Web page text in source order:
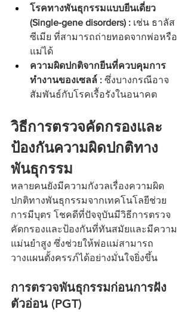
โรคทางพันธุกรรมแบบยีนเดี่ยว
(Single-gene disorders) : เช่น ธาลัส
ซีเมีย ที่สามารถถ่ายทอดจากพ่อหรือ
แม่ได้
ความผิดปกติจากยีนที่ควบคุมการ
ทำงานของเซลล์ : ซึ่งบางกรณีอาจ
สัมพันธ์กับโรคเรื้อรังในอนาคต
วิธีการตรวจคัดกรองและ
ป้องกันความผิดปกติทาง
พันธุกรรม
หลายคนยังมีความกังวลเรื่องความผิด
ปกติทางพันธุกรรมจากเทคโนโลยีช่วย
การมีบุตร โชคดีที่ปัจจุบันมีวิธีการตรวจ
คัดกรองและป้องกันที่ทันสมัยและมีความ
แม่นยำสูง ซึ่งช่วยให้พ่อแม่สามารถ
วางแผนตั้งครรภ์ได้อย่างมั่นใจยิ่งขึ้น
การตรวจพันธุกรรมก่อนการฝัง
ตัวอ่อน (PGT)